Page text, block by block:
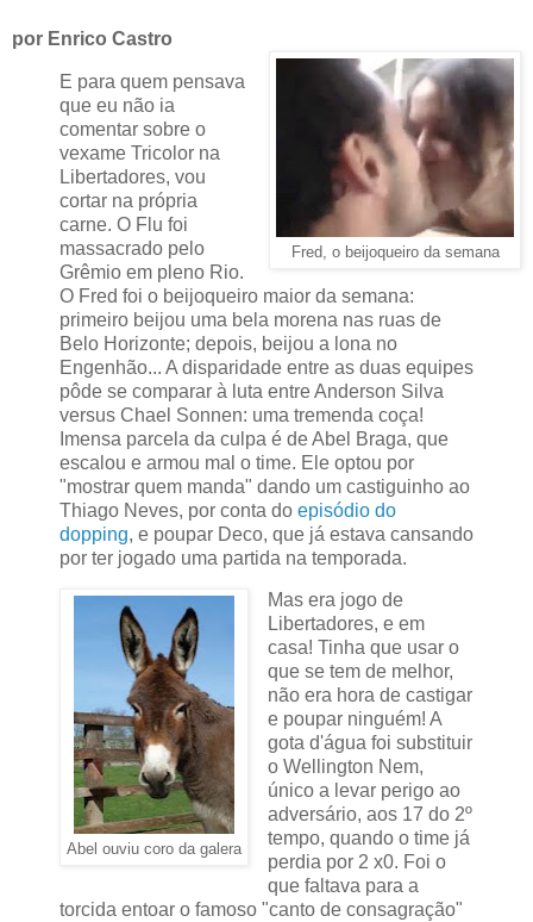
por Enrico Castro
Fred, o beijoqueiro da semana
E para quem pensava
que eu não ia
comentar sobre o
vexame Tricolor na
Libertadores, vou
cortar na própria
carne. O Flu foi
massacrado pelo
Grêmio em pleno Rio.
O Fred foi o beijoqueiro maior da semana:
primeiro beijou uma bela morena nas ruas de
Belo Horizonte; depois, beijou a lona no
Engenhão... A disparidade entre as duas equipes
pôde se comparar à luta entre Anderson Silva
versus Chael Sonnen: uma tremenda coça!
Imensa parcela da culpa é de Abel Braga, que
escalou e armou mal o time. Ele optou por
"mostrar quem manda" dando um castiguinho ao
Thiago Neves, por conta do episódio do
dopping, e poupar Deco, que já estava cansando
por ter jogado uma partida na temporada.
Abel ouviu coro da galera
Mas era jogo de
Libertadores, e em
casa! Tinha que usar o
que se tem de melhor,
não era hora de castigar
e poupar ninguém! A
gota d'água foi substituir
o Wellington Nem,
único a levar perigo ao
adversário, aos 17 do 2º
tempo, quando o time já
perdia por 2 x0. Foi o
que faltava para a
torcida entoar o famoso "canto de consagração"